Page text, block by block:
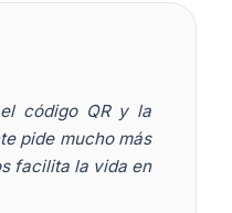
código QR y la
pide mucho más
facilita la vida en